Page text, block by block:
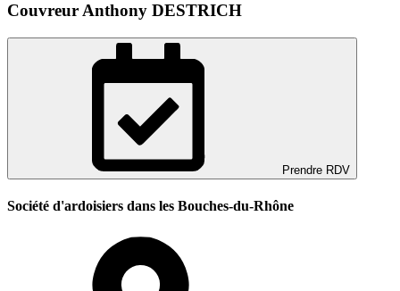
Couvreur Anthony DESTRICH
Prendre RDV
Société d'ardoisiers dans les Bouches-du-Rhône